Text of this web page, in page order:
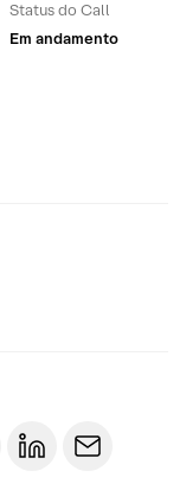
Status do Call
Em andamento